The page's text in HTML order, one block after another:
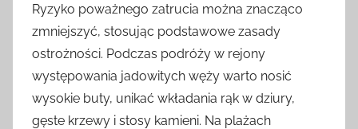
Ryzyko poważnego zatrucia można znacząco
zmniejszyć, stosując podstawowe zasady
ostrożności. Podczas podróży w rejony
występowania jadowitych węży warto nosić
wysokie buty, unikać wkładania rąk w dziury,
gęste krzewy i stosy kamieni. Na plażach